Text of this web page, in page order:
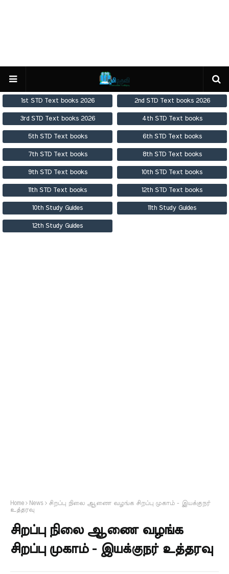
1st STD Text books 2026 2nd STD Text books 2026
3rd STD Text books 2026 4th STD Text books
5th STD Text books 6th STD Text books
7th STD Text books 8th STD Text books
9th STD Text books 10th STD Text books
11th STD Text books 12th STD Text books
10th Study Guides 11th Study Guides
12th Study Guides
Home News
சிறப்பு நிலை ஆணை வழங்க சிறப்பு முகாம் - இயக்குநர்
உத்தரவு
சிறப்பு நிலை ஆணை வழங்க
சிறப்பு முகாம் - இயக்குநர் உத்தரவு